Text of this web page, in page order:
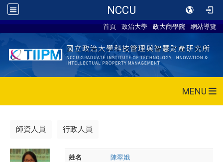
NCCU
首頁 政治大學 政大商學院 網站導覽
MENU
師資人員 行政人員
姓名 陳翠娥